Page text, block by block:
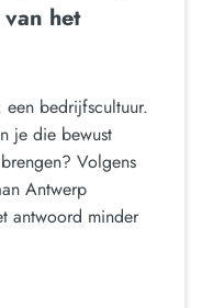
het
bedrijfscultuur.
je die bewust
Volgens
Antwerp
antwoord minder